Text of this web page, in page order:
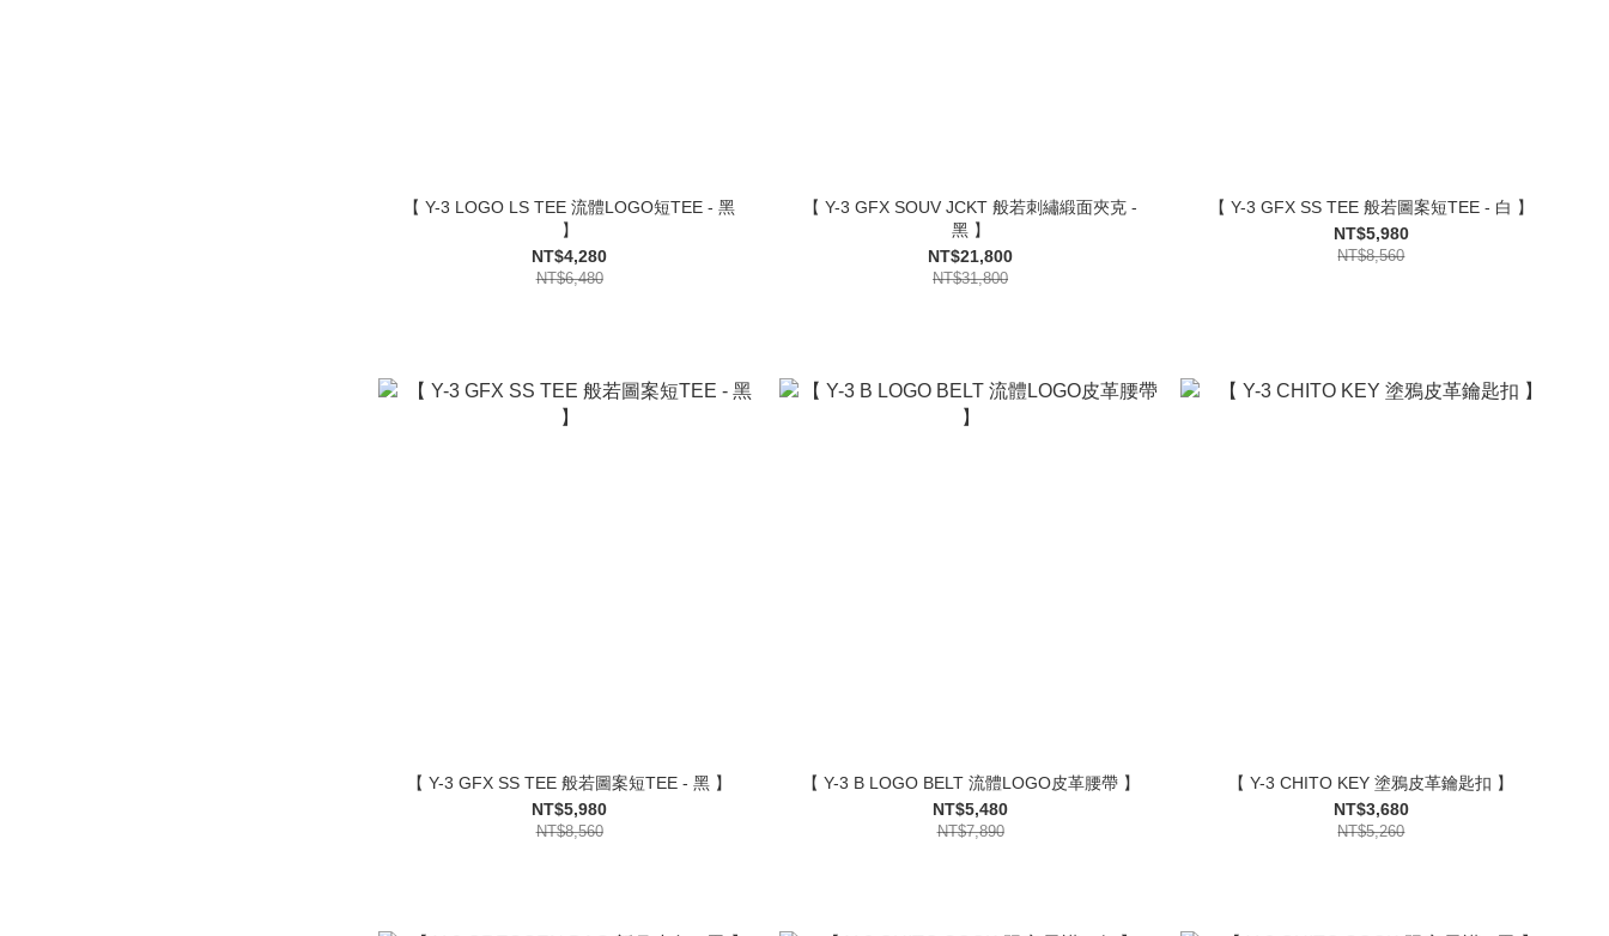
【 Y-3 LOGO LS TEE 流體LOGO短TEE - 黑
】
NT$4,280
NT$6,480
【 Y-3 GFX SOUV JCKT 般若刺繡緞面夾克 -
黑 】
NT$21,800
NT$31,800
【 Y-3 GFX SS TEE 般若圖案短TEE - 白 】
NT$5,980
NT$8,560
【 Y-3 GFX SS TEE 般若圖案短TEE - 黑 】
NT$5,980
NT$8,560
【 Y-3 B LOGO BELT 流體LOGO皮革腰帶 】
NT$5,480
NT$7,890
【 Y-3 CHITO KEY 塗鴉皮革鑰匙扣 】
NT$3,680
NT$5,260